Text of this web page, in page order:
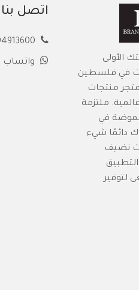
الأولى
في فلسطين
منتجات
ملتزمة
في
دائمًا شيء
نضيف
لتوفير
اتصل بنا
واتساب